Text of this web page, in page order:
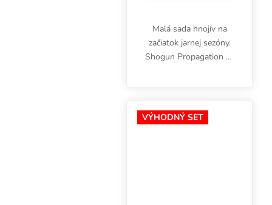
Malá sada hnojív na
začiatok jarnej sezóny.
Shogun Propagation 2-
a odrezky. Súprava
obsahuje 250 ml
VÝHODNÝ SET